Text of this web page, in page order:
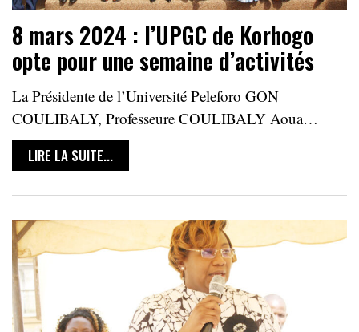
8 mars 2024 : l’UPGC de Korhogo
opte pour une semaine d’activités
La Présidente de l’Université Peleforo GON
COULIBALY, Professeure COULIBALY Aoua…
LIRE LA SUITE...